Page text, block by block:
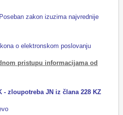
Poseban zakon izuzima najvrednije
o elektronskom poslovanju
pristupu informacijama od
- zloupotreba JN iz člana 228 KZ